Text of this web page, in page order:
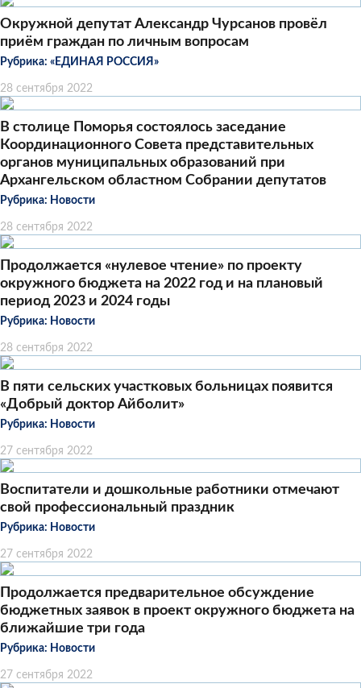
Окружной депутат Александр Чурсанов провёл
приём граждан по личным вопросам
Рубрика: «ЕДИНАЯ РОССИЯ»
28 сентября 2022
В столице Поморья состоялось заседание
Координационного Совета представительных
органов муниципальных образований при
Архангельском областном Собрании депутатов
Рубрика: Новости
28 сентября 2022
Продолжается «нулевое чтение» по проекту
окружного бюджета на 2022 год и на плановый
период 2023 и 2024 годы
Рубрика: Новости
28 сентября 2022
В пяти сельских участковых больницах появится
«Добрый доктор Айболит»
Рубрика: Новости
27 сентября 2022
Воспитатели и дошкольные работники отмечают
свой профессиональный праздник
Рубрика: Новости
27 сентября 2022
Продолжается предварительное обсуждение
бюджетных заявок в проект окружного бюджета на
ближайшие три года
Рубрика: Новости
27 сентября 2022